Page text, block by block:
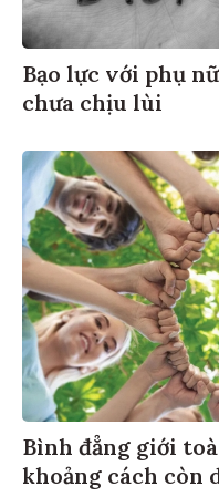
Bạo lực với phụ
chưa chịu lùi
Bình đẳng giới
khoảng cách còn